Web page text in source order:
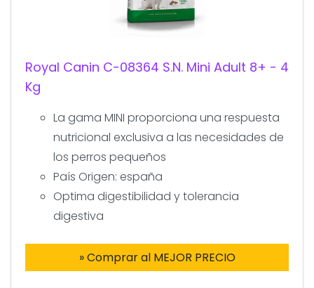
Royal Canin C-08364 S.N. Mini Adult 8+ - 4
Kg
La gama MINI proporciona una respuesta
nutricional exclusiva a las necesidades de
los perros pequeños
País Origen: españa
Optima digestibilidad y tolerancia
digestiva
» Comprar al MEJOR PRECIO